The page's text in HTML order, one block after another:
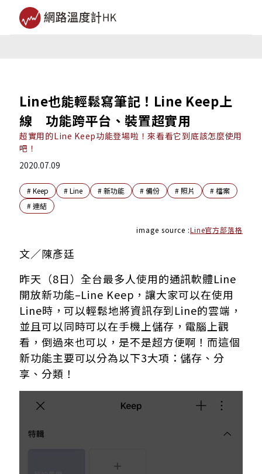
Line也能輕鬆寫筆記！Line Keep上
線 功能跨平台、裝置超實用
超實用的Line Keep功能登場啦！來看看它到底該怎麼使用
吧！
2020.07.09
#Keep #Line #新功能 #備份 # 照片 #檔案
#連結
image source :Line官方部落格
文／陳彥廷
昨天（8日）全台最多人使用的通訊軟體Line
開放新功能–Line Keep，讓大家可以在使用
Line時，可以輕鬆地將資訊存到Line的雲端，
並且可以同時可以在手機上儲存，電腦上觀
看，倒過來也可以，是不是超方便啊！而這個
新功能主要可以分為以下3大項：儲存、分
享、分類！